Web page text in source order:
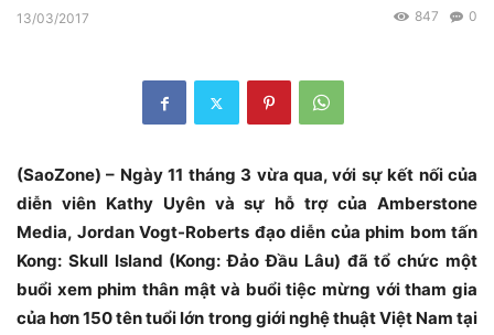
13/03/2017 0
847
(SaoZone) – Ngày 11 tháng 3 vừa qua, với sự kết nối của
diễn viên Kathy Uyên và sự hỗ trợ của Amberstone
Media, Jordan Vogt-Roberts đạo diễn của phim bom tấn
Kong: Skull Island (Kong: Đảo Đầu Lâu) đã tổ chức một
buổi xem phim thân mật và buổi tiệc mừng với tham gia
của hơn 150 tên tuổi lớn trong giới nghệ thuật Việt Nam tại